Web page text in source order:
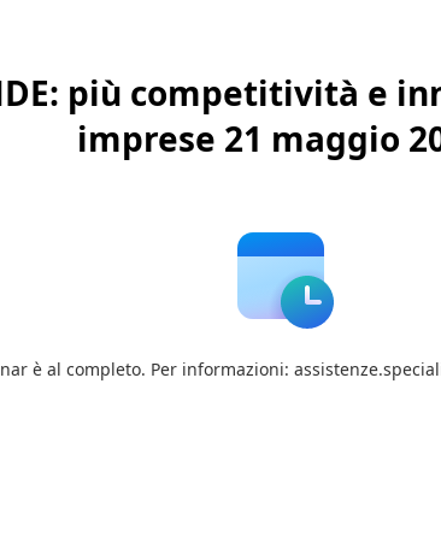
più competitività e
imprese 21 maggio
è al completo. Per informazioni: